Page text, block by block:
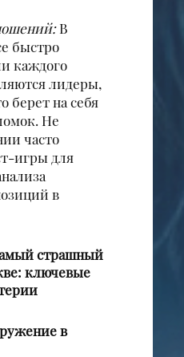
В
быстро
каждого
лидеры,
берет на себя
Не
часто
игры для
в
страшный
ключевые
в